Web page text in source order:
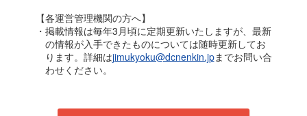
【各運営管理機関の方へ】
・掲載情報は毎年3月頃に定期更新いたしますが、最新
の情報が入手できたものについては随時更新してお
ります。詳細はjimukyoku@dcnenkin.jpまでお問い合
わせください。